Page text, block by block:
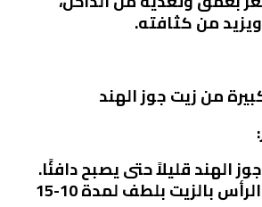
من كثافته.
الهند قليلاً حتى يصبح دافئًا.
دلك فروة الرأس بالزيت بلطف لمدة 10-15